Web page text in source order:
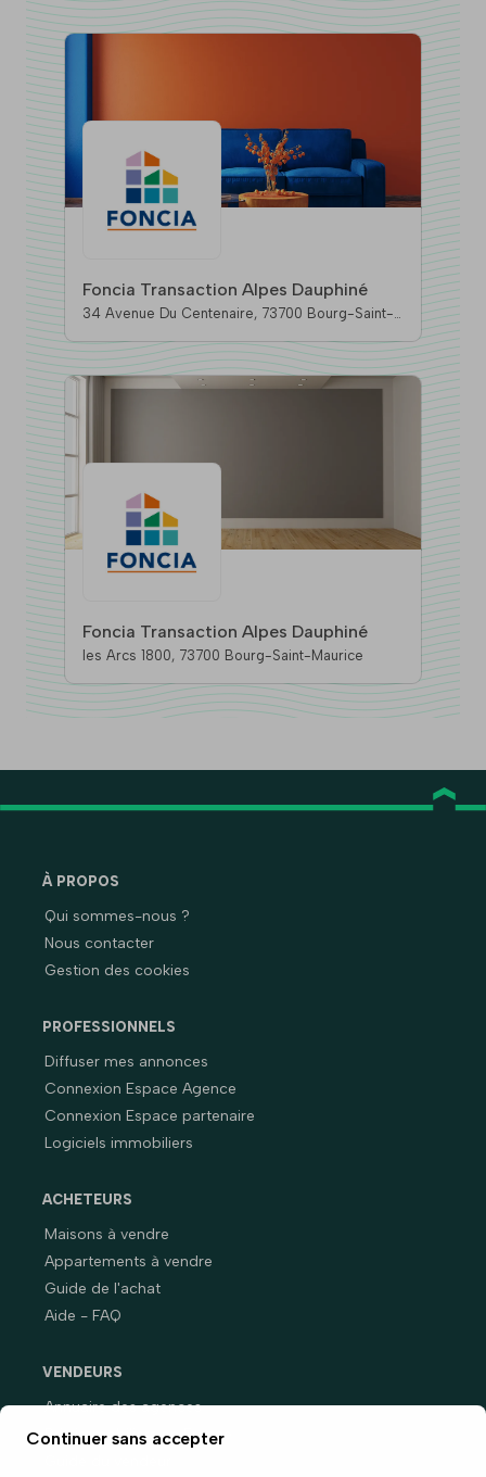
Foncia Transaction Alpes Dauphiné
34 Avenue Du Centenaire, 73700 Bourg-Saint-
Foncia Transaction Alpes Dauphiné
les Arcs 1800, 73700 Bourg-Saint-Maurice
À PROPOS
Qui sommes-nous ?
Nous contacter
Gestion des cookies
PROFESSIONNELS
Diffuser mes annonces
Connexion Espace Agence
Connexion Espace partenaire
Logiciels immobiliers
ACHETEURS
Maisons à vendre
Appartements à vendre
Guide de l'achat
Aide - FAQ
VENDEURS
Annuaire des agences
Prix immobiliers en France
Continuer sans accepter